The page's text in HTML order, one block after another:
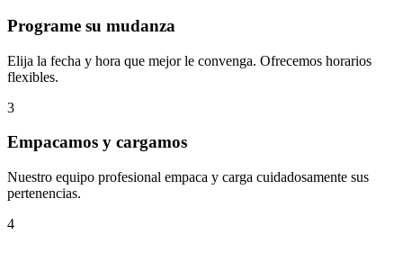
Programe su mudanza
Elija la fecha y hora que mejor le convenga. Ofrecemos horarios
flexibles.
3
Empacamos y cargamos
Nuestro equipo profesional empaca y carga cuidadosamente sus
pertenencias.
4